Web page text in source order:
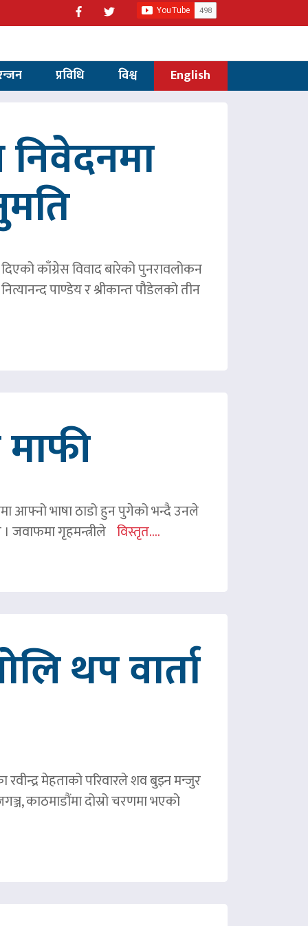
प्रविधि विश्व English
काँग्रेस विवाद बारेको पुनरावलोकन
पाण्डेय र श्रीकान्त पौडेलको तीन
आफ्नो भाषा ठाडो हुन पुगेको भन्दै उनले
जवाफमा गृहमन्त्रीले विस्तृत....
थप वार्ता
मेहताको परिवारले शव बुझ्न मन्जुर
काठमाडौंमा दोस्रो चरणमा भएको